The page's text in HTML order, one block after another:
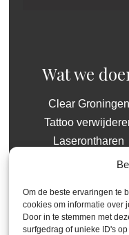
Om de beste ervaringen te
cookies om informatie over
Door in te stemmen met
surfgedrag of unieke ID's
Wat we
Clear Groningen
Tattoo
Laserontharen
Huidverbetering
Ma: